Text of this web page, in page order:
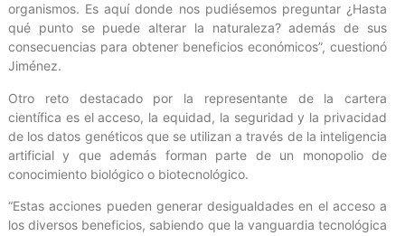
organismos. Es aquí donde nos pudiésemos preguntar ¿Hasta
qué punto se puede alterar la naturaleza? además de sus
consecuencias para obtener beneficios económicos”, cuestionó
Jiménez.
Otro reto destacado por la representante de la cartera
científica es el acceso, la equidad, la seguridad y la privacidad
de los datos genéticos que se utilizan a través de la inteligencia
artificial y que además forman parte de un monopolio de
conocimiento biológico o biotecnológico.
“Estas acciones pueden generar desigualdades en el acceso a
los diversos beneficios, sabiendo que la vanguardia tecnológica